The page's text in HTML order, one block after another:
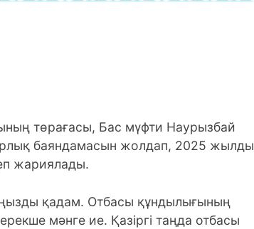
төрағасы, Бас мүфти Наурызбай
баяндамасын жолдап, 2025 жылды
жариялады.
қадам. Отбасы құндылығының
мәнге ие. Қазіргі таңда отбасы